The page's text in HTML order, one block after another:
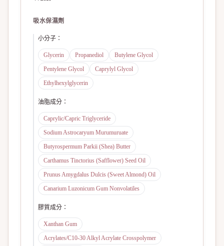
吸水保濕劑
小分子 ：
Glycerin Propanediol
Butylene Glycol
Pentylene Glycol
Caprylyl Glycol
Ethylhexylglycerin
油脂成分 ：
Caprylic/Capric Triglyceride
Sodium Astrocaryum Murumuruate
Butyrospermum Parkii (Shea) Butter
Carthamus Tinctorius (Safflower) Seed Oil
Prunus Amygdalus Dulcis (Sweet Almond) Oil
Canarium Luzonicum Gum Nonvolatiles
膠質成分 ：
Xanthan Gum
Acrylates/C10-30 Alkyl Acrylate Crosspolymer